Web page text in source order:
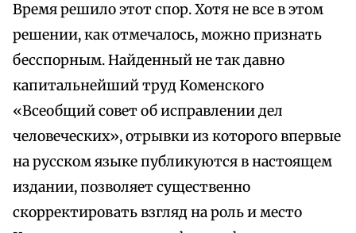
Время решило этот спор. Хотя не все в этом
решении, как отмечалось, можно признать
бесспорным. Найденный не так давно
капитальнейший труд Коменского
«Всеобщий совет об исправлении дел
человеческих», отрывки из которого впервые
на русском языке публикуются в настоящем
издании, позволяет существенно
скорректировать взгляд на роль и место